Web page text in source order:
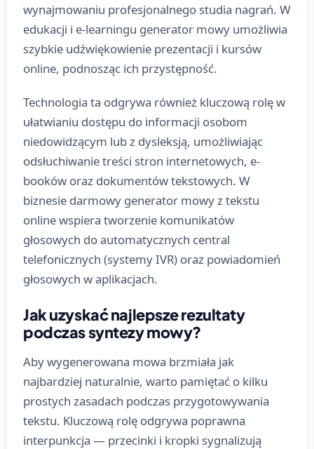
wynajmowaniu profesjonalnego studia nagrań. W
edukacji i e-learningu generator mowy umożliwia
szybkie udźwiękowienie prezentacji i kursów
online, podnosząc ich przystępność.
Technologia ta odgrywa również kluczową rolę w
ułatwianiu dostępu do informacji osobom
niedowidzącym lub z dysleksją, umożliwiając
odsłuchiwanie treści stron internetowych, e-
booków oraz dokumentów tekstowych. W
biznesie darmowy generator mowy z tekstu
online wspiera tworzenie komunikatów
głosowych do automatycznych central
telefonicznych (systemy IVR) oraz powiadomień
głosowych w aplikacjach.
Jak uzyskać najlepsze rezultaty
podczas syntezy mowy?
Aby wygenerowana mowa brzmiała jak
najbardziej naturalnie, warto pamiętać o kilku
prostych zasadach podczas przygotowywania
tekstu. Kluczową rolę odgrywa poprawna
interpunkcja — przecinki i kropki sygnalizują